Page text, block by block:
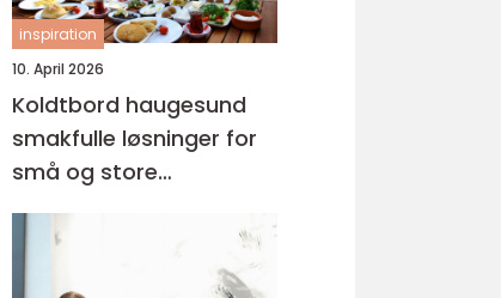
inspiration
10. April 2026
Koldtbord haugesund
smakfulle løsninger for
små og store
anledninger